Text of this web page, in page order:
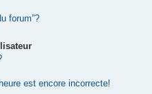
forum”?
est encore incorrecte!